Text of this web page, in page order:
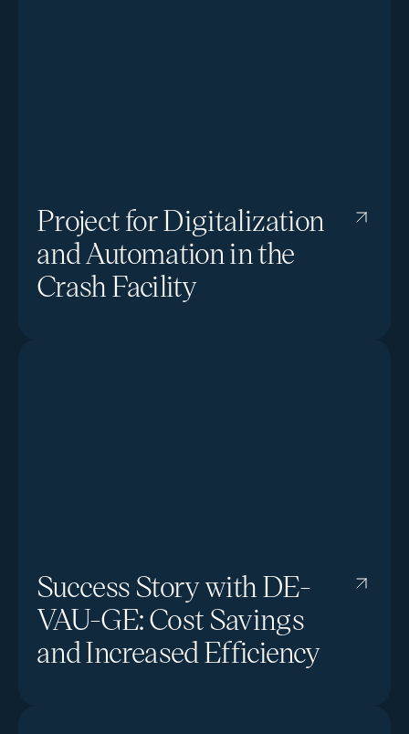
Project for Digitalization
and Automation in the
Crash Facility
Success Story with DE-
VAU-GE: Cost Savings
and Increased Efficiency